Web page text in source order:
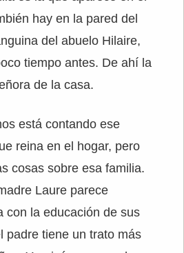
hay en la pared del
del abuelo Hilaire,
tiempo antes. De ahí la
de la casa.
está contando ese
reina en el hogar, pero
cosas sobre esa familia.
Laure parece
con la educación de sus
padre tiene un trato más